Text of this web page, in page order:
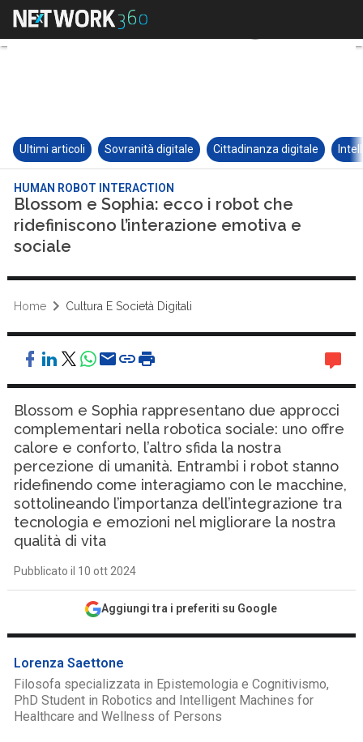
Ultimi articoli Sovranità digitale Cittadinanza digitale
HUMAN ROBOT INTERACTION
Blossom e Sophia: ecco i robot che
ridefiniscono l’interazione emotiva e
sociale
Home Cultura E Società Digitali
Blossom e Sophia rappresentano due approcci
complementari nella robotica sociale: uno offre
calore e conforto, l’altro sfida la nostra
percezione di umanità. Entrambi i robot stanno
ridefinendo come interagiamo con le macchine,
sottolineando l’importanza dell’integrazione tra
tecnologia e emozioni nel migliorare la nostra
qualità di vita
Pubblicato il 10 ott 2024
Aggiungi tra i preferiti su Google
Lorenza Saettone
Filosofa specializzata in Epistemologia e Cognitivismo,
PhD Student in Robotics and Intelligent Machines for
Healthcare and Wellness of Persons